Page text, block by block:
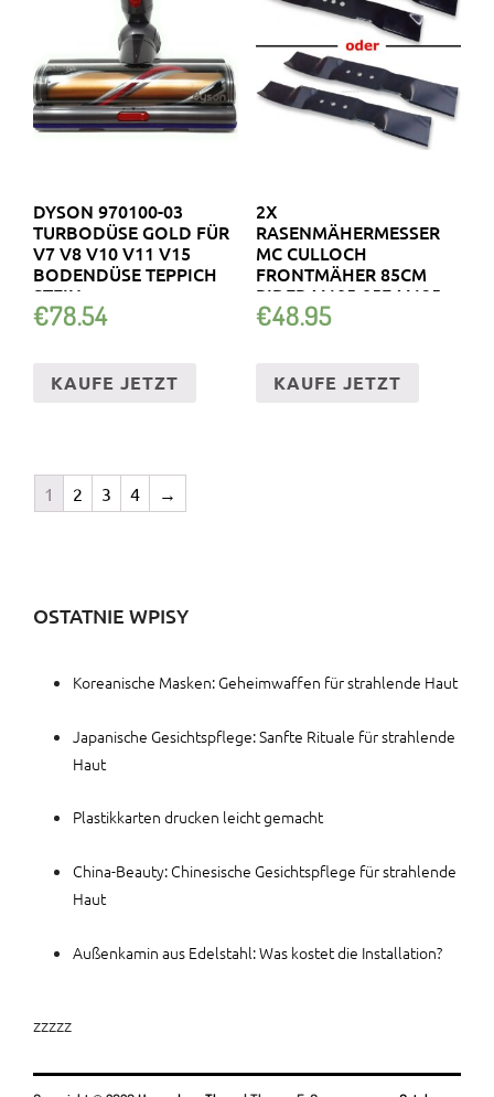
DYSON 970100-03
TURBODÜSE GOLD FÜR
V7 V8 V10 V11 V15
BODENDÜSE TEPPICH
STEIN
€78.54
KAUFE JETZT
2X
RASENMÄHERMESSER
MC CULLOCH
FRONTMÄHER 85CM
RIDER M105-85F M125-
85F M125-85FH
€48.95
KAUFE JETZT
1 2 3 4 →
OSTATNIE WPISY
Koreanische Masken: Geheimwaffen für strahlende Haut
Japanische Gesichtspflege: Sanfte Rituale für strahlende
Haut
Plastikkarten drucken leicht gemacht
China-Beauty: Chinesische Gesichtspflege für strahlende
Haut
Außenkamin aus Edelstahl: Was kostet die Installation?
zzzzz